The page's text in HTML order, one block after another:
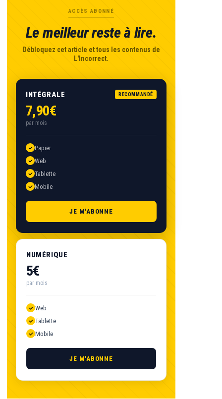
ACCÈS ABONNÉ
Le meilleur reste à lire.
Débloquez cet article et tous les contenus de
L'Incorrect.
INTÉGRALE RECOMMANDÉ
7,90€
par mois
Papier
Web
Tablette
Mobile
JE M'ABONNE
NUMÉRIQUE
5€
par mois
Web
Tablette
Mobile
JE M'ABONNE